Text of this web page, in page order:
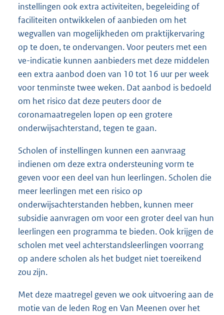
instellingen ook extra activiteiten, begeleiding of
faciliteiten ontwikkelen of aanbieden om het
wegvallen van mogelijkheden om praktijkervaring
op te doen, te ondervangen. Voor peuters met een
ve-indicatie kunnen aanbieders met deze middelen
een extra aanbod doen van 10 tot 16 uur per week
voor tenminste twee weken. Dat aanbod is bedoeld
om het risico dat deze peuters door de
coronamaatregelen lopen op een grotere
onderwijsachterstand, tegen te gaan.
Scholen of instellingen kunnen een aanvraag
indienen om deze extra ondersteuning vorm te
geven voor een deel van hun leerlingen. Scholen die
meer leerlingen met een risico op
onderwijsachterstanden hebben, kunnen meer
subsidie aanvragen om voor een groter deel van hun
leerlingen een programma te bieden. Ook krijgen de
scholen met veel achterstandsleerlingen voorrang
op andere scholen als het budget niet toereikend
zou zijn.
Met deze maatregel geven we ook uitvoering aan de
motie van de leden Rog en Van Meenen over het